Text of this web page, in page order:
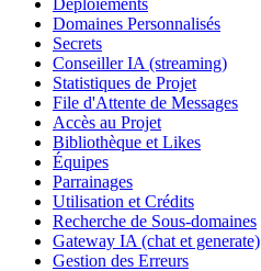
Domaines Personnalisés
Secrets
Conseiller IA (streaming)
Statistiques de Projet
File d'Attente de Messages
Accès au Projet
Bibliothèque et Likes
Équipes
Parrainages
Utilisation et Crédits
Recherche de Sous-domaines
Gateway IA (chat et generate)
Gestion des Erreurs